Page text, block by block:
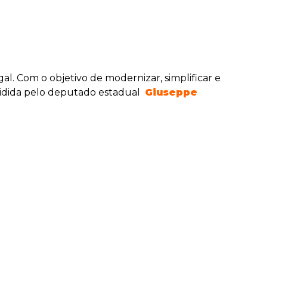
Com o objetivo de modernizar, simplificar e
pelo deputado estadual Giuseppe